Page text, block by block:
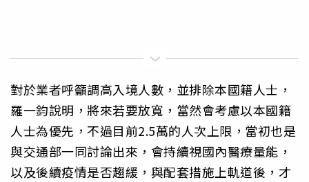
對於業者呼籲調高入境人數，並排除本國籍人士，
羅一鈞說明，將來若要放寬，當然會考慮以本國籍
人士為優先，不過目前2.5萬的人次上限，當初也是
與交通部一同討論出來，會持續視國內醫療量能，
以及後續疫情是否趨緩，與配套措施上軌道後，才